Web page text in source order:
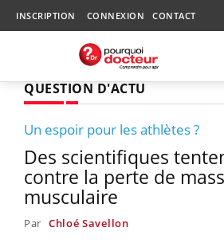
INSCRIPTION CONNEXION CONTACT
QUESTION D'ACTU
Un espoir pour les athlètes ?
Des scientifiques
contre la perte de
musculaire
Par Chloé Savellon